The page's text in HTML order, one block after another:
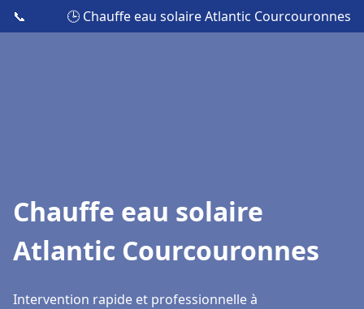
📞 🕒 Chauffe eau solaire Atlantic Courcouronnes
Chauffe eau solaire
Atlantic Courcouronnes
Intervention rapide et professionnelle à